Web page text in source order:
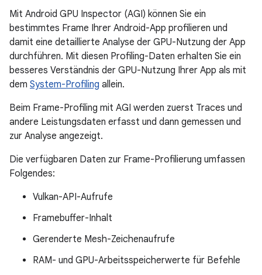
Mit Android GPU Inspector (AGI) können Sie ein
bestimmtes Frame Ihrer Android-App profilieren und
damit eine detaillierte Analyse der GPU-Nutzung der App
durchführen. Mit diesen Profiling-Daten erhalten Sie ein
besseres Verständnis der GPU-Nutzung Ihrer App als mit
dem System-Profiling allein.
Beim Frame-Profiling mit AGI werden zuerst Traces und
andere Leistungsdaten erfasst und dann gemessen und
zur Analyse angezeigt.
Die verfügbaren Daten zur Frame-Profilierung umfassen
Folgendes:
Vulkan-API-Aufrufe
Framebuffer-Inhalt
Gerenderte Mesh-Zeichenaufrufe
RAM- und GPU-Arbeitsspeicherwerte für Befehle